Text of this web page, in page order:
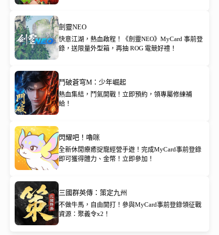
劍靈NEO
快意江湖，熱血啟程！《劍靈NEO》MyCard 事前登
錄，送限量外型箱，再抽 ROG 電競好禮！
鬥破蒼穹M：少年崛起
熱血集結，鬥氣開戰！立即預約，領專屬修練補
給！
閃耀吧！嚕咪
全新休閒療癒捉寵經營手遊！完成MyCard事前登錄
即可獲得體力、金幣！立即參加！
三國群英傳：策定九州
不做牛馬，自由開打！參與MyCard事前登錄領征戰
資源：聚義令x2！